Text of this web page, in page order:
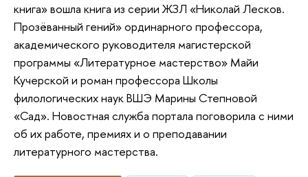
книга» вошла книга из серии ЖЗЛ «Николай Лесков.
Прозёванный гений» ординарного профессора,
академического руководителя магистерской
программы «Литературное мастерство» Майи
Кучерской и роман профессора Школы
филологических наук ВШЭ Марины Степновой
«Сад». Новостная служба портала поговорила с ними
об их работе, премиях и о преподавании
литературного мастерства.